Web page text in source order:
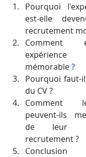
Pourquoi
est-elle
recrutement
Comment
mémorable ?
Pourquoi faut-
du CV ?
Comment
peuvent-ils
de leur
recrutement ?
Conclusion